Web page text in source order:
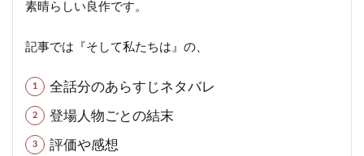
素晴らしい良作です。
記事では『そして私たちは』の、
全話分のあらすじネタバレ
登場人物ごとの結末
評価や感想